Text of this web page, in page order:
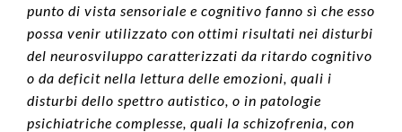
punto di vista sensoriale e cognitivo fanno sì che esso
possa venir utilizzato con ottimi risultati nei disturbi
del neurosviluppo caratterizzati da ritardo cognitivo
o da deficit nella lettura delle emozioni, quali i
disturbi dello spettro autistico, o in patologie
psichiatriche complesse, quali la schizofrenia, con